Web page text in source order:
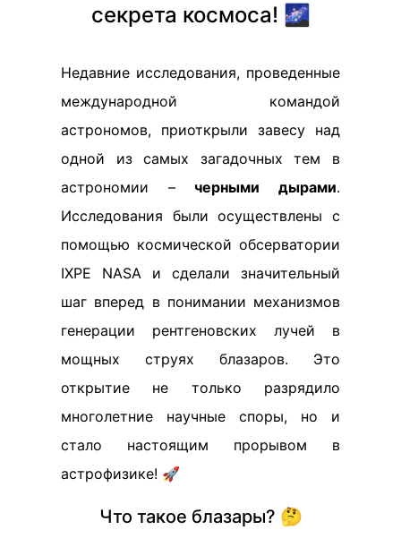
секрета космоса! 🌌
Недавние исследования, проведенные
международной командой
астрономов, приоткрыли завесу над
одной из самых загадочных тем в
астрономии – черными дырами.
Исследования были осуществлены с
помощью космической обсерватории
IXPE NASA и сделали значительный
шаг вперед в понимании механизмов
генерации рентгеновских лучей в
мощных струях блазаров. Это
открытие не только разрядило
многолетние научные споры, но и
стало настоящим прорывом в
астрофизике! 🚀
Что такое блазары? 🤔